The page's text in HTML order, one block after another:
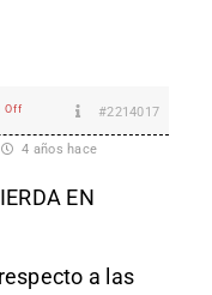
Off #2214017
4 años hace
EN
a las